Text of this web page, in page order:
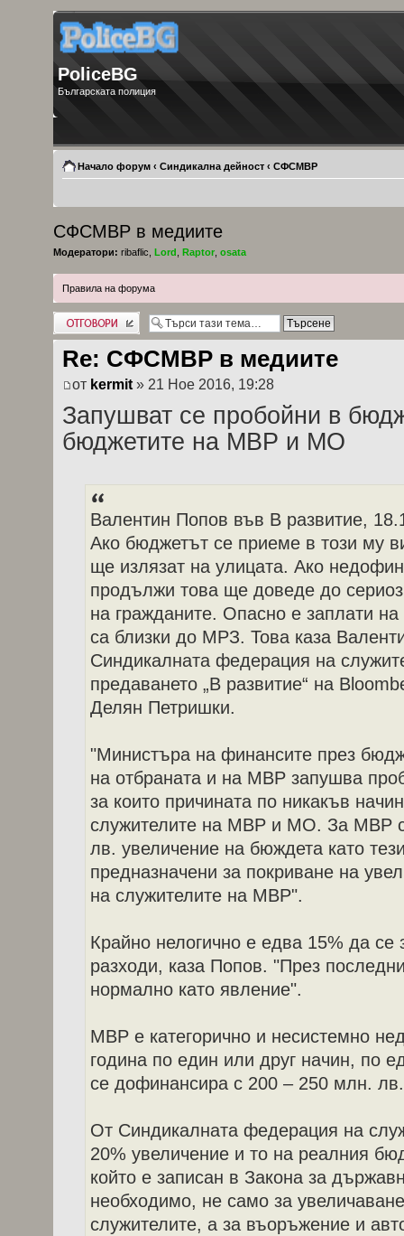
PoliceBG
Българската полиция
Начало форум ‹ Синдикална дейност ‹ СФСМВР
СФСМВР в медиите
Модератори: ribaflic Lord Raptor osata
Правила на форума
Добави отговор
Re: СФСМВР в медиите
от kermit » 21 Ное 2016, 19:28
Запушват се пробойни в
бюджетите на МВР и МО
Валентин Попов във В развитие,
Ако бюджетът се приеме в този му
ще излязат на улицата. Ако
продължи това ще доведе до
на гражданите. Опасно е заплати
са близки до МРЗ. Това каза
Синдикалната федерация на
предаването „В развитие“ на
Делян Петришки.
"Министъра на финансите през
на отбраната и на МВР запушва
за които причината по никакъв
служителите на МВР и МО. За МВР
лв. увеличение на бюждета като
предназначени за покриване на
на служителите на МВР".
Крайно нелогично е едва 15% да се
разходи, каза Попов. "През
нормално като явление".
МВР е категорично и несистемно
година по един или друг начин, по
се дофинансира с 200 – 250 млн.
От Синдикалната федерация на
20% увеличение и то на реалния
който е записан в Закона за
необходимо, не само за
служителите, а за въоръжение и